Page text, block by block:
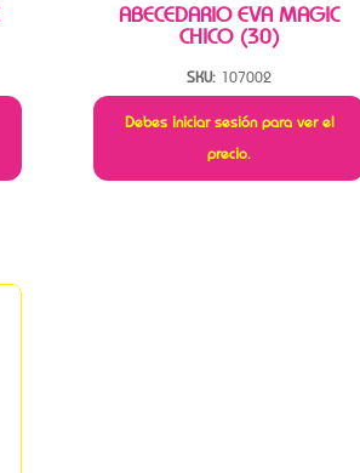
ABECEDARIO EVA MAGIC
CHICO (30)
SKU: 107002
Debes iniciar sesión para ver el
precio.